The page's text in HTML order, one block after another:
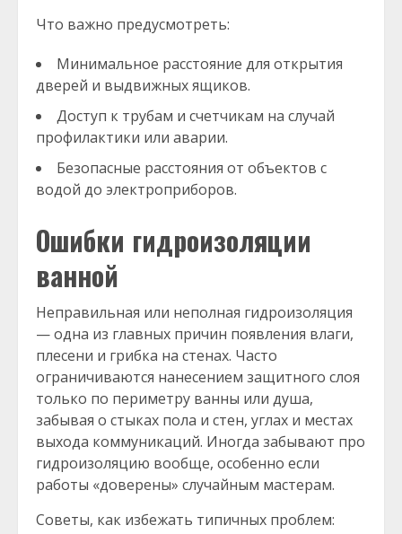
Что важно предусмотреть:
Минимальное расстояние для открытия
дверей и выдвижных ящиков.
Доступ к трубам и счетчикам на случай
профилактики или аварии.
Безопасные расстояния от объектов с
водой до электроприборов.
Ошибки гидроизоляции
ванной
Неправильная или неполная гидроизоляция
— одна из главных причин появления влаги,
плесени и грибка на стенах. Часто
ограничиваются нанесением защитного слоя
только по периметру ванны или душа,
забывая о стыках пола и стен, углах и местах
выхода коммуникаций. Иногда забывают про
гидроизоляцию вообще, особенно если
работы «доверены» случайным мастерам.
Советы, как избежать типичных проблем: